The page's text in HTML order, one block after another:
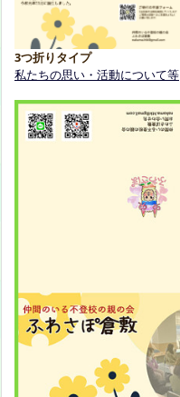
3つ折りタイプ
私たちの思い・活動について等